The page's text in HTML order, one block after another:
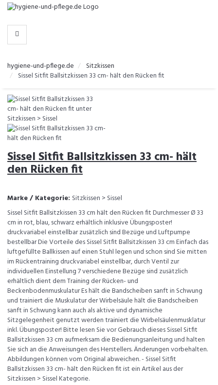
-
KATEGORIEN
hygiene-und-pflege.de
Sitzkissen
Sissel Sitfit Ballsitzkissen 33 cm- hält den Rücken fit
Sissel Sitfit Ballsitzkissen 33 cm- hält
den Rücken fit
Marke / Kategorie: Sitzkissen > Sissel
Sissel Sitfit Ballsitzkissen 33 cm hält den Rücken fit Durchmesser Ø 33
cm in rot, blau, schwarz erhältlich inklusive Übungsposter!
druckvariabel einstellbar zusätzlich sind Bezüge und Luftpumpe
bestellbar Die Vorteile des Sissel Sitfit Ballsitzkissen 33 cm Einfach das
luftgefüllte Ballkissen auf einen Stuhl legen und schon sind Sie mitten
im Rückentraining druckvariabel einstellbar, durch Ventil zur
individuellen Einstellung 7 verschiedene Bezüge sind zusätzlich
erhältlich dient dem Training der Rücken- und
Beckenbodenmuskulatur Es hält die Bandscheiben sanft in Schwung
und trainiert die Muskulatur der Wirbelsäule hält die Bandscheiben
sanft in Schwung kann auch als aktive und dynamische
Sitzgelegenheit genutzt werden trainiert die Wirbelsäulenmusklatur
inkl. Übungsposter! Bitte lesen Sie vor Gebrauch dieses Sissel Sitfit
Ballsitzkissen 33 cm aufmerksam die Bedienungsanleitung und halten
Sie sich an die Anweisungen des Herstellers. Änderungen vorbehalten.
Abbildungen können vom Original abweichen. - Sissel Sitfit
Ballsitzkissen 33 cm- hält den Rücken fit ist ein Artikel aus der
Sitzkissen > Sissel Kategorie.